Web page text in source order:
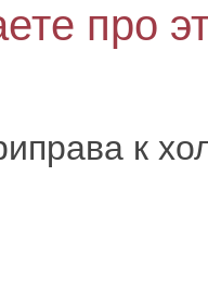
про
к